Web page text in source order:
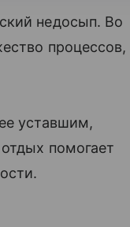
недосып. Во
процессов,
уставшим,
помогает